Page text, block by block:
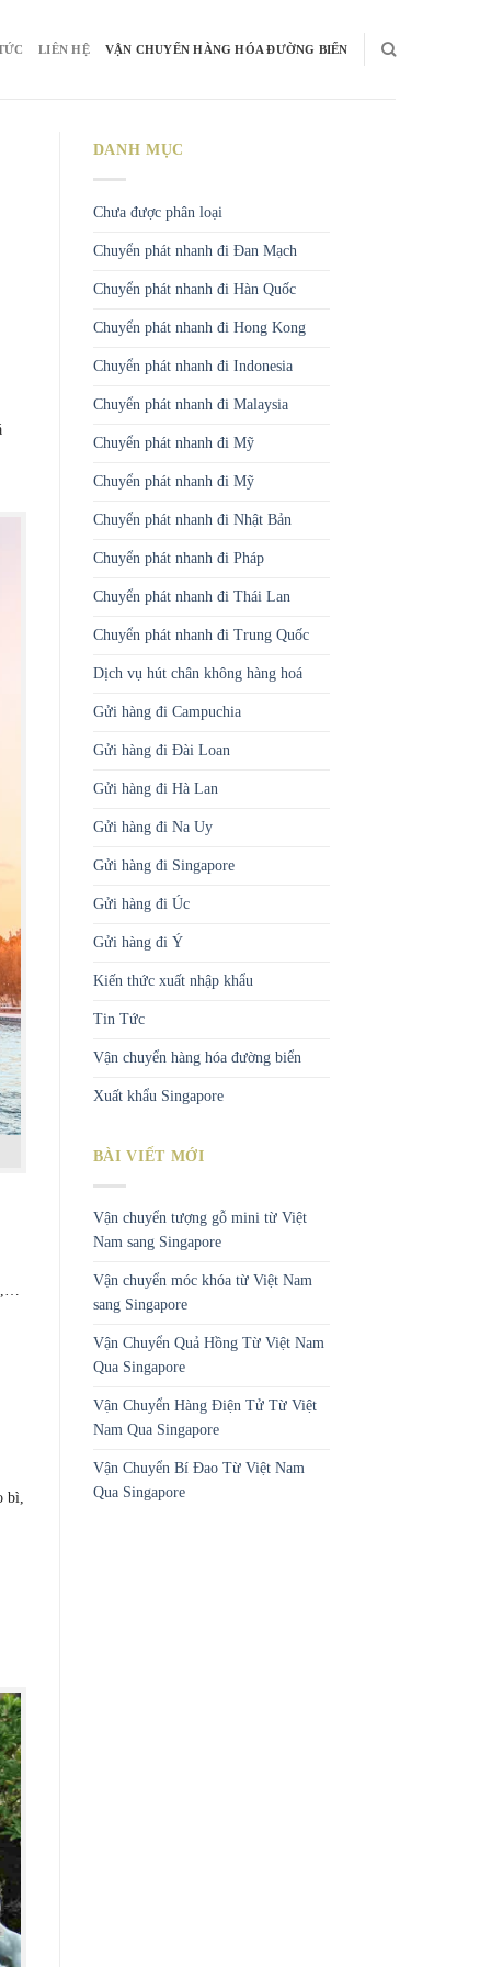
LIÊN HỆ VẬN CHUYỂN HÀNG HÓA ĐƯỜNG BIỂN
bì,
DANH MỤC
Chưa được phân loại
Chuyển phát nhanh đi Đan Mạch
Chuyển phát nhanh đi Hàn Quốc
Chuyển phát nhanh đi Hong Kong
Chuyển phát nhanh đi Indonesia
Chuyển phát nhanh đi Malaysia
Chuyển phát nhanh đi Mỹ
Chuyển phát nhanh đi Mỹ
Chuyển phát nhanh đi Nhật Bản
Chuyển phát nhanh đi Pháp
Chuyển phát nhanh đi Thái Lan
Chuyển phát nhanh đi Trung Quốc
Dịch vụ hút chân không hàng hoá
Gửi hàng đi Campuchia
Gửi hàng đi Đài Loan
Gửi hàng đi Hà Lan
Gửi hàng đi Na Uy
Gửi hàng đi Singapore
Gửi hàng đi Úc
Gửi hàng đi Ý
Kiến thức xuất nhập khẩu
Tin Tức
Vận chuyển hàng hóa đường biển
Xuất khẩu Singapore
BÀI VIẾT MỚI
Vận chuyển tượng gỗ mini từ Việt
Nam sang Singapore
Vận chuyển móc khóa từ Việt Nam
sang Singapore
Vận Chuyển Quả Hồng Từ Việt Nam
Qua Singapore
Vận Chuyển Hàng Điện Tử Từ Việt
Nam Qua Singapore
Vận Chuyển Bí Đao Từ Việt Nam
Qua Singapore